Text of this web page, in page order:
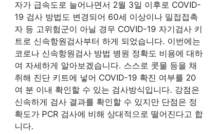
자가 급속도로 늘어나면서 2월 3일 이후로 COVID-
19 검사 방법도 변경되어 60세 이상이나 밀접접촉
자 등 고위험군이 아닐 경우 COVID-19 자기검사 키
트로 신속항원검사부터 하게 되었습니다. 이번에는
코로나 신속항원검사 방법 병원 정확도 비용에 대하
여 자세하게 알아보겠습니다. 스스로 콧물 등을 채
취해 진단 키트에 넣어 COVID-19 확진 여부를 20
여 분 이내 확인할 수 있는 검사방식입니다. 강점은
신속하게 검사 결과를 확인할 수 있지만 단점은 정
확도가 PCR 검사에 비해 상대적으로 떨어진다고 합
니다.